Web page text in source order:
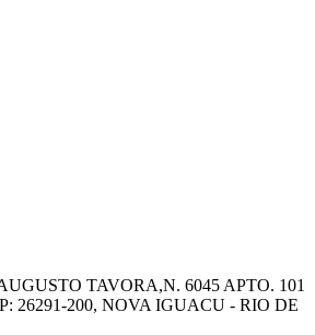
TAVORA,N. 6045 APTO. 101
26291-200, NOVA IGUACU - RIO DE